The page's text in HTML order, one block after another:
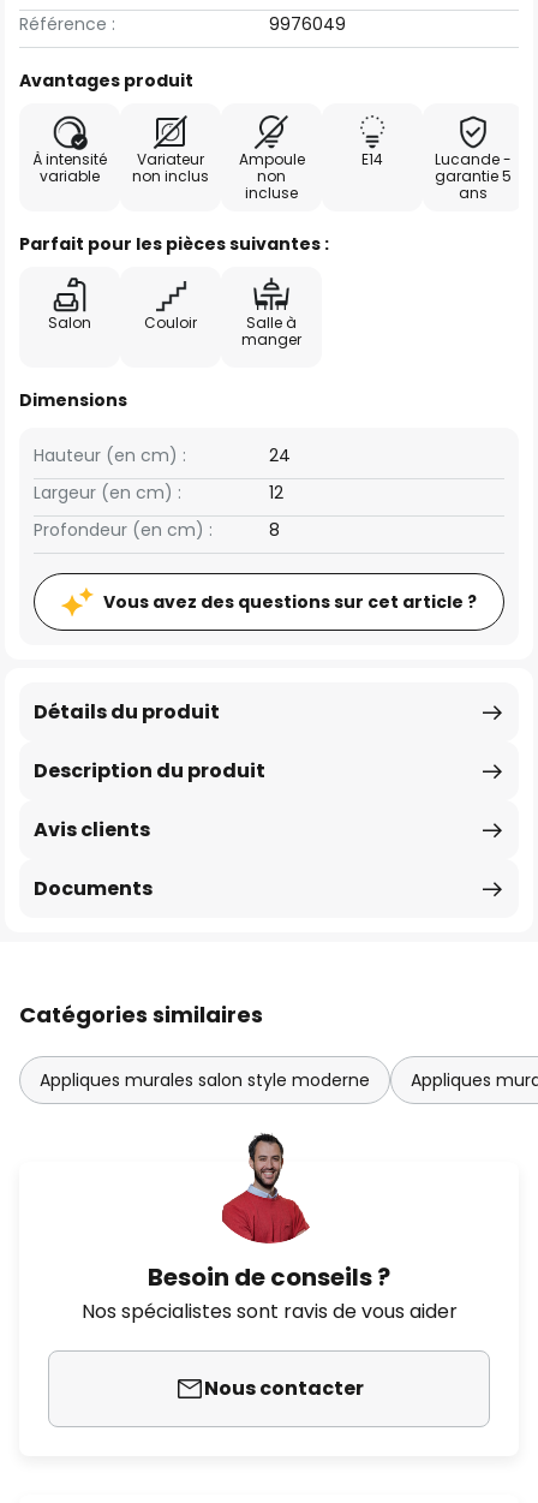
Référence :
9976049
Avantages produit
À intensité
variable
Variateur
non inclus
Ampoule
non
incluse
E14
Lucande -
garantie 5
ans
Parfait pour les pièces suivantes :
Salon Couloir
Salle à
manger
Dimensions
Largeur (en cm) : 12
Hauteur (en cm) : 24
Profondeur (en cm) : 8
Vous avez des questions sur cet article ?
Description du produit
Détails du produit
Avis clients
Documents
Catégories similaires
Appliques murales salon style moderne Appliques
Besoin de conseils ?
Nos spécialistes sont ravis de vous aider
Nous contacter